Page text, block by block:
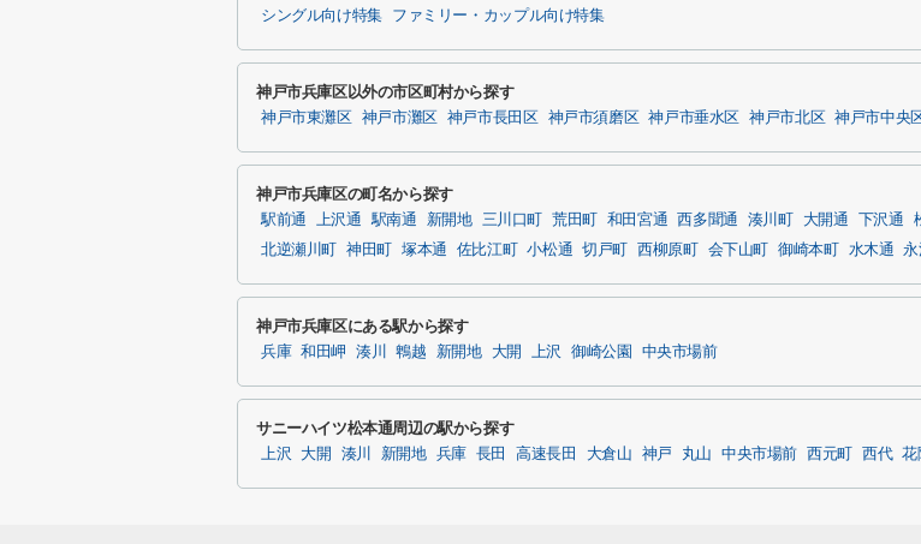
シングル向け特集 ファミリー・カップル向け特集
神戸市兵庫区以外の市区町村から探す
神戸市東灘区 神戸市灘区 神戸市長田区 神戸市須磨区 神戸市垂水区 神戸市北区 神戸市中央
神戸市兵庫区の町名から探す
駅前通 上沢通 駅南通 新開地 三川口町 荒田町 和田宮通 西多聞通 湊川町 大開通 下沢通
北逆瀬川町
神田町 塚本通 佐比江町 小松通 切戸町 西柳原町 会下山町 御崎本町 水木通 永
神戸市兵庫区にある駅から探す
兵庫 和田岬 湊川 鵯越 新開地 大開 上沢 御崎公園 中央市場前
サニーハイツ松本通周辺の駅から探す
上沢 大開 湊川 新開地 兵庫 長田 高速長田 大倉山 神戸 丸山 中央市場前 西元町 西代 花